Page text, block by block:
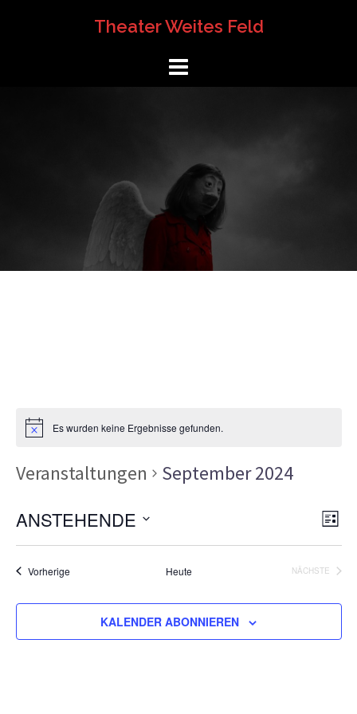
Theater Weites Feld
Es wurden keine Ergebnisse gefunden.
Veranstaltungen September 2024
LISTE
ANSTEHENDE
Datum
wählen.
VorherigeVeranstaltungen Heute
NÄCHSTE
KALENDER ABONNIEREN